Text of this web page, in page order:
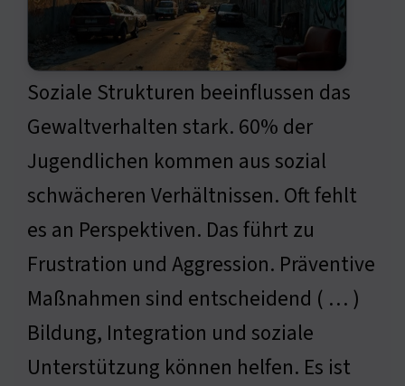
Soziale Strukturen beeinflussen das
Gewaltverhalten stark. 60% der
Jugendlichen kommen aus sozial
schwächeren Verhältnissen. Oft fehlt
es an Perspektiven. Das führt zu
Frustration und Aggression. Präventive
Maßnahmen sind entscheidend ( … )
Bildung, Integration und soziale
Unterstützung können helfen. Es ist